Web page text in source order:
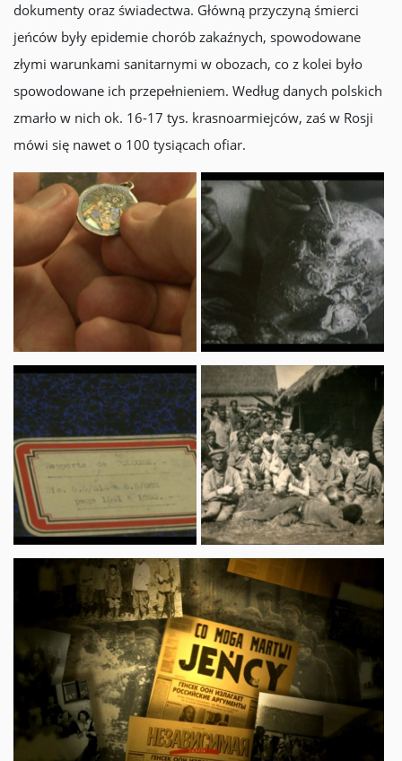
dokumenty oraz świadectwa. Główną przyczyną śmierci
jeńców były epidemie chorób zakaźnych, spowodowane
złymi warunkami sanitarnymi w obozach, co z kolei było
spowodowane ich przepełnieniem. Według danych polskich
zmarło w nich ok. 16-17 tys. krasnoarmiejców, zaś w Rosji
mówi się nawet o 100 tysiącach ofiar.